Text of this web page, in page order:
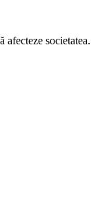
societatea.